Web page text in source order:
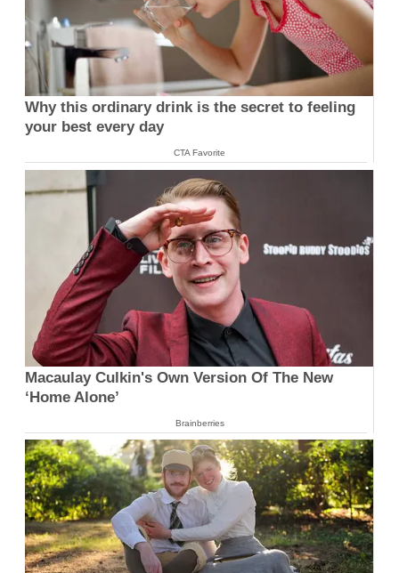
Why this ordinary drink is the secret to feeling
your best every day
CTA Favorite
Macaulay Culkin's Own Version Of The New
‘Home Alone’
Brainberries